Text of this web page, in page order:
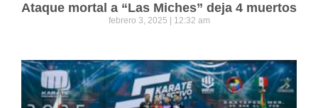
Ataque mortal a “Las Miches” deja 4 muertos
febrero 3, 2025 12:32 am